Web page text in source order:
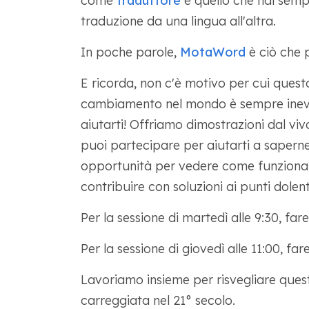
traduzione da una lingua all'altra.
In poche parole,MotaWord è ciò che
E ricorda, non c'è motivo per cui
cambiamento nel mondo è sempre
aiutarti! Offriamo dimostrazioni dal
puoi partecipare per aiutarti a
opportunità per vedere come
contribuire con soluzioni ai punti
Per la sessione di martedì alle 9:30,
Per la sessione di giovedì alle 11:00,
Lavoriamo insieme per risvegliare
carreggiata nel 21° secolo.